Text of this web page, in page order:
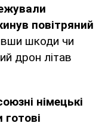
повітряний
шкоди чи
дрон літав
німецькі